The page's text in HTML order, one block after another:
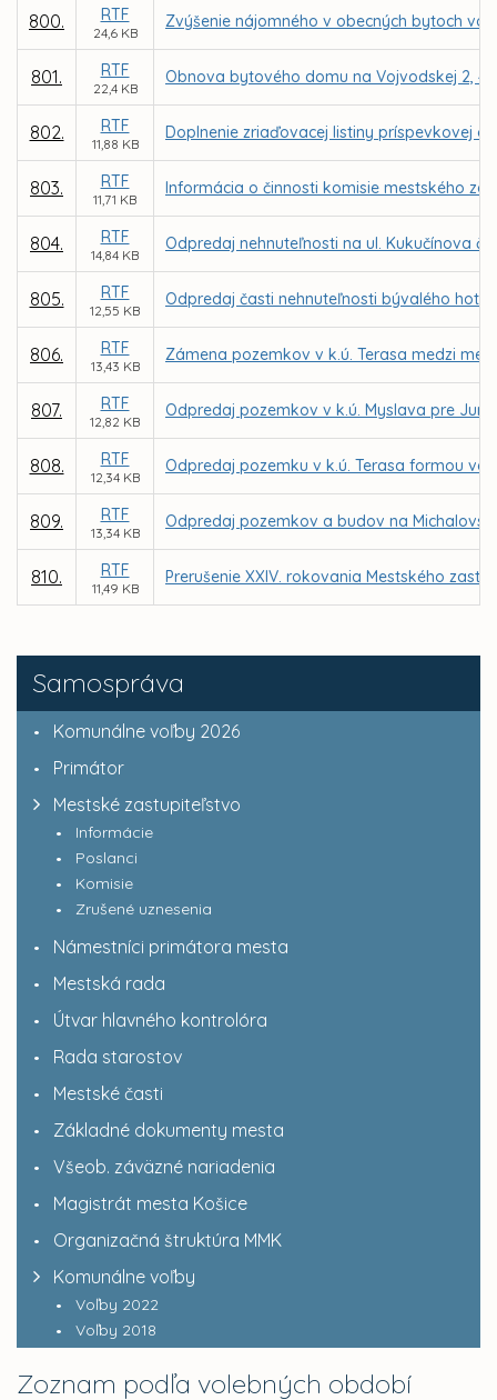
Samospráva
Komunálne voľby 2026
Primátor
Mestské zastupiteľstvo
Informácie
Poslanci
Komisie
Zrušené uznesenia
Námestníci primátora mesta
Mestská rada
Útvar hlavného kontrolóra
Rada starostov
Mestské časti
Základné dokumenty mesta
Všeob. záväzné nariadenia
Magistrát mesta Košice
Organizačná štruktúra MMK
Komunálne voľby
Voľby 2022
Voľby 2018
Zoznam podľa volebných období
800. RTF
24,6 KB
Zvýšenie nájomného v obecných bytoch vo
801. RTF
22,4 KB
Obnova bytového domu na Vojvodskej 2, 4
802. RTF
11,88 KB
Doplnenie zriaďovacej listiny príspevkovej
803. RTF
11,71 KB
Informácia o činnosti komisie mestského
804. RTF
14,84 KB
Odpredaj nehnuteľnosti na ul. Kukučínova č.
805. RTF
12,55 KB
Odpredaj časti nehnuteľnosti bývalého
806. RTF
13,43 KB
Zámena pozemkov v k.ú. Terasa medzi
807. RTF
12,82 KB
Odpredaj pozemkov v k.ú. Myslava pre
808. RTF
12,34 KB
Odpredaj pozemku v k.ú. Terasa formou
809. RTF
13,34 KB
Odpredaj pozemkov a budov na
810. RTF
11,49 KB
Prerušenie XXIV. rokovania Mestského